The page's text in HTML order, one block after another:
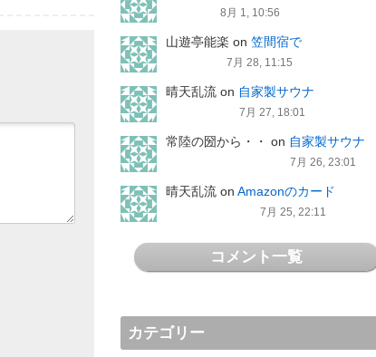
8月 1, 10:56
山遊亭能楽 on 笠間宿で
7月 28, 11:15
晴天乱流 on 自家製サウナ
7月 27, 18:01
常陸の圀から・・ on 自家製サウナ
7月 26, 23:01
晴天乱流 on Amazonのカード
7月 25, 22:11
コメント一覧
カテゴリー